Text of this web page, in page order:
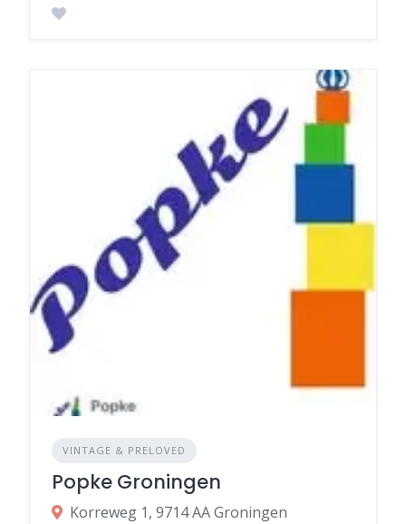
VINTAGE & PRELOVED
Popke Groningen
Korreweg 1, 9714 AA Groningen